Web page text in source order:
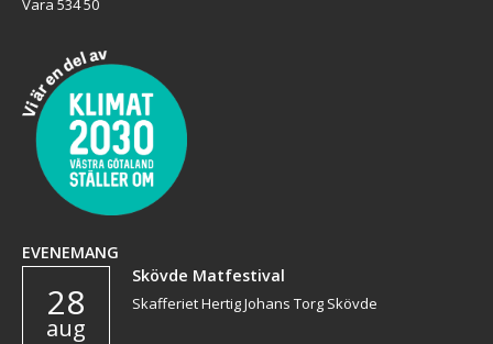
Vara 534 50
EVENEMANG
28
aug
Skövde Matfestival
Skafferiet Hertig Johans Torg Skövde